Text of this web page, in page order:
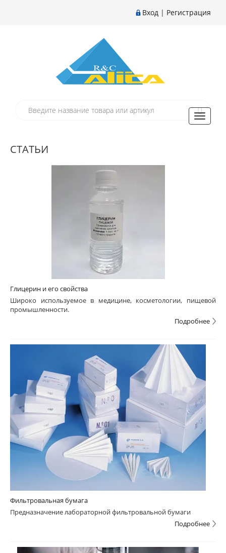
Вход | Регистрация
Toggle
СТАТЬИ
Глицерин и его свойства
Широко используемое в медицине, косметологии, пищевой
промышленности.
Подробнее
Фильтровальная бумага
Предназначение лабораторной фильтровальной бумаги
Подробнее